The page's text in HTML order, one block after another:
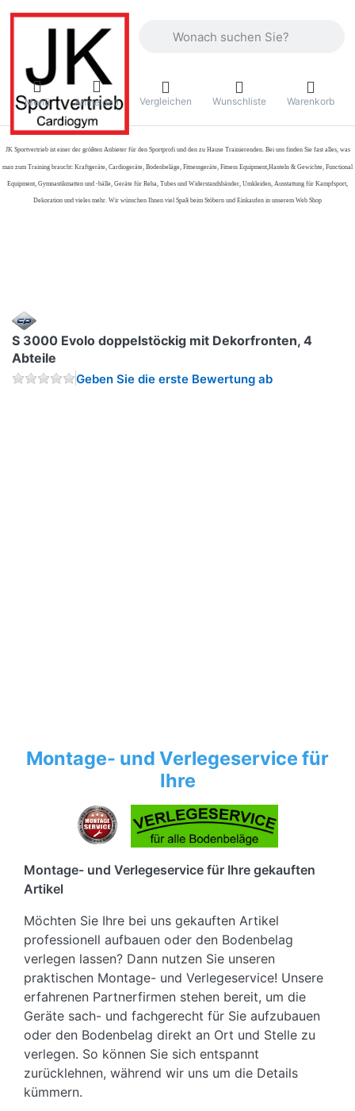
Menü Anmelden Vergleichen Wunschliste Warenkorb
JK Sportvertrieb ist einer der größten Anbieter für den Sportprofi und den zu Hause Trainierenden. Bei uns finden Sie fast alles, was
man zum Training braucht: Kraftgeräte, Cardiogeräte, Bodenbeläge, Fitnessgeräte, Fitness Equipment,Hanteln & Gewichte, Functional
Equipment, Gymnastikmatten und -bälle, Geräte für Reha, Tubes und Widerstandsbänder, Umkleiden, Ausstattung für Kampfsport,
Dekoration und vieles mehr. Wir wünschen Ihnen viel Spaß beim Stöbern und Einkaufen in unserem Web Shop
S 3000 Evolo doppelstöckig mit Dekorfronten, 4
Abteile
Geben Sie die erste Bewertung ab
Montage- und Verlegeservice für
Ihre
Montage- und Verlegeservice für Ihre gekauften
Artikel
Möchten Sie Ihre bei uns gekauften Artikel
professionell aufbauen oder den Bodenbelag
verlegen lassen? Dann nutzen Sie unseren
praktischen Montage- und Verlegeservice! Unsere
erfahrenen Partnerfirmen stehen bereit, um die
Geräte sach- und fachgerecht für Sie aufzubauen
oder den Bodenbelag direkt an Ort und Stelle zu
verlegen. So können Sie sich entspannt
zurücklehnen, während wir uns um die Details
kümmern.